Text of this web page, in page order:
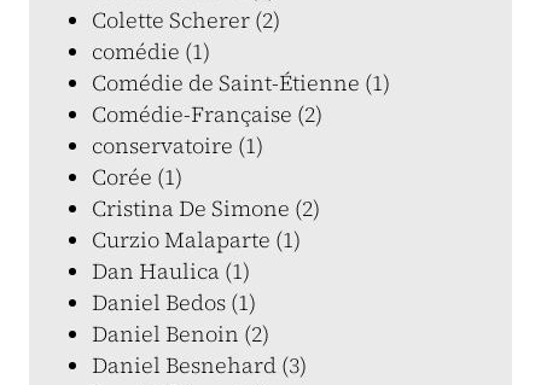
Colette Scherer (2)
comédie (1)
Comédie de Saint-Étienne (1)
Comédie-Française (2)
conservatoire (1)
Corée (1)
Cristina De Simone (2)
Curzio Malaparte (1)
Dan Haulica (1)
Daniel Bedos (1)
Daniel Benoin (2)
Daniel Besnehard (3)